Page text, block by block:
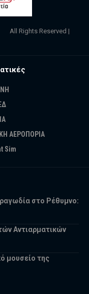
Reserved |
ΑΕΡΟΠΟΡΙΑ
Sim
στο Ρέθυμνο:
Αντιαρματικών
μουσείο της